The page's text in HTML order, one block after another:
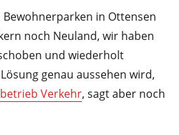
Bewohnerparken in Ottensen
noch Neuland, wir haben
und wiederholt
genau aussehen wird,
Verkehr, sagt aber noch